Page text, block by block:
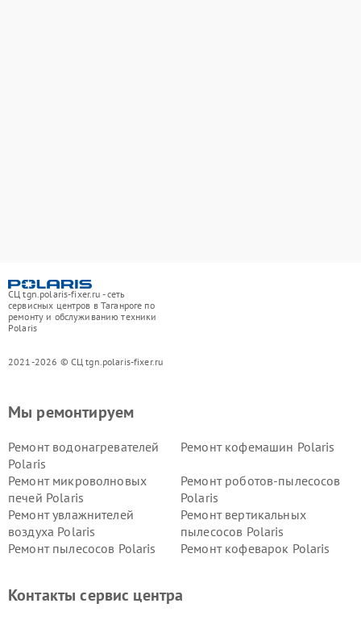
СЦ tgn.polaris-fixer.ru - сеть
сервисных центров в Таганроге по
ремонту и обслуживанию техники
Polaris
2021-2026 © СЦ tgn.polaris-fixer.ru
Мы ремонтируем
Ремонт водонагревателей
Polaris
Ремонт кофемашин Polaris
Ремонт микроволновых
печей Polaris
Ремонт роботов-пылесосов
Polaris
Ремонт увлажнителей
воздуха Polaris
Ремонт вертикальных
пылесосов Polaris
Ремонт пылесосов Polaris
Ремонт кофеварок Polaris
Контакты сервис центра